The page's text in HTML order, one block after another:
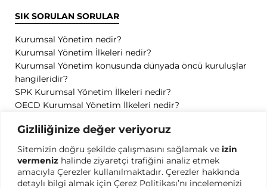
Gizliliğinize değer veriyoruz
Sitemizin doğru şekilde çalışmasını sağlamak ve izin
vermeniz halinde ziyaretçi trafiğini analiz etmek
amacıyla Çerezler kullanılmaktadır. Çerezler hakkında
detaylı bilgi almak için Çerez Politikası’nı incelemenizi
SIK SORULAN SORULAR
Kurumsal Yönetim nedir?
Kurumsal Yönetim İlkeleri nedir?
Kurumsal Yönetim konusunda dünyada öncü kuruluşlar
hangileridir?
SPK Kurumsal Yönetim İlkeleri nedir?
OECD Kurumsal Yönetim İlkeleri nedir?
GİZLİLİK
Gizlilik Politikası
Kullanım Koşulları
Kişisel Verilerin Korunması